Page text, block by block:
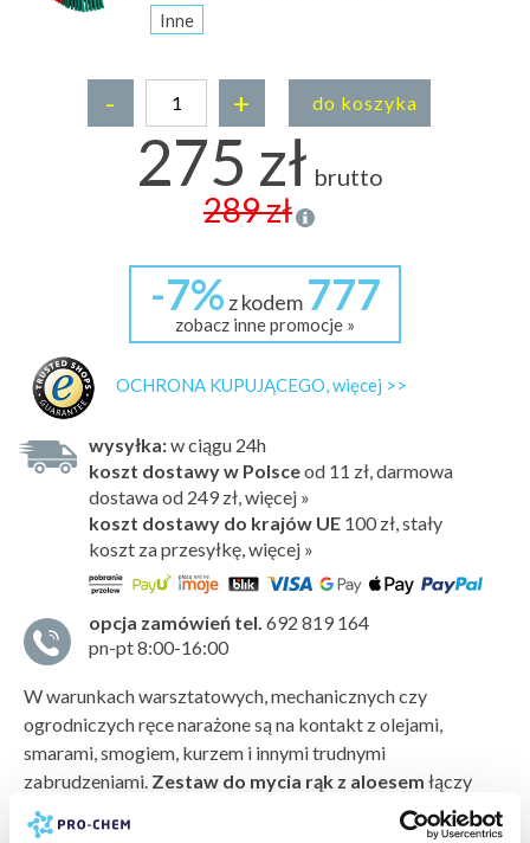
Inne
- + do koszyka
275 zł brutto
289 zł
-7% z kodem 777
zobacz inne promocje »
OCHRONA KUPUJĄCEGO, więcej >>
wysyłka:w ciągu 24h
koszt dostawy w Polsceod 11 zł, darmowa
dostawa od 249 zł, więcej »
koszt dostawy do krajów UE 100 zł, stały
koszt za przesyłkę, więcej »
opcja zamówień tel. 692 819 164
pn-pt 8:00-16:00
W warunkach warsztatowych, mechanicznych czy
ogrodniczych ręce narażone są na kontakt z olejami,
smarami, smogiem, kurzem i innymi trudnymi
zabrudzeniami. Zestaw do mycia rąk z aloesem łączy
moc czyszczenia z delikatnością dla skóry — zapewnia
higienę, komfort i bezpieczeństwo użytkowania.